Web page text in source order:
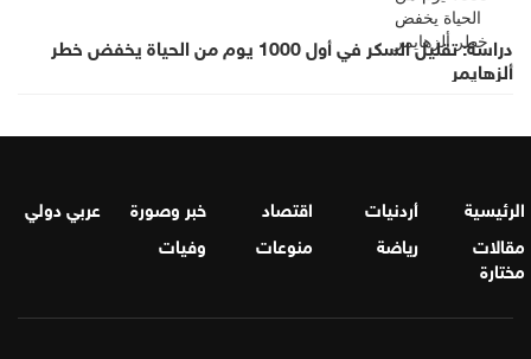
دراسة: تقليل السكر في أول 1000 يوم من الحياة يخفض خطر
ألزهايمر
الرئيسية أردنيات اقتصاد خبر وصورة
عربي دولي
مقالات
مختارة
رياضة منوعات وفيات